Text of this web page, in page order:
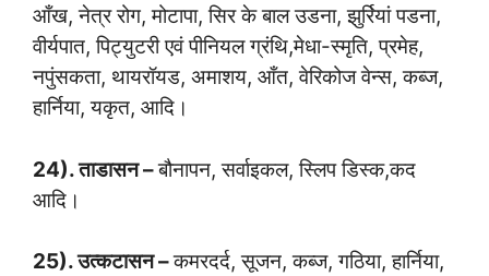
आँख, नेत्र रोग, मोटापा, सिर के बाल उडना, झुर्रियां पडना,
वीर्यपात, पिट्युटरी एवं पीनियल ग्रंथि,मेधा-स्मृति, प्रमेह,
नपुंसकता, थायरॉयड, अमाशय, आँत, वेरिकोज वेन्स, कब्ज,
हार्निया, यकृत, आदि।
24). ताडासन –बौनापन, सर्वाइकल, स्लिप डिस्क,कद
आदि।
25). उत्कटासन –कमरदर्द, सूजन, कब्ज, गठिया, हार्निया,